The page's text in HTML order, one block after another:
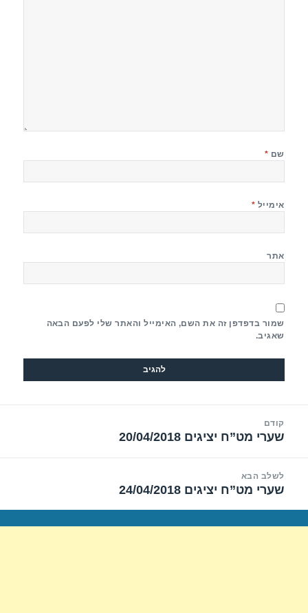
שם *
אימייל *
אתר
שמור בדפדפן זה את השם, האימייל והאתר שלי לפעם הבאה
שאגיב.
קודם
הפוסט
שערי מט”ח יציגים 20/04/2018
לשלב הבא
הפוסט
שערי מט”ח יציגים 24/04/2018